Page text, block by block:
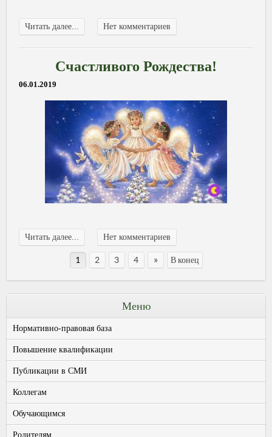
Читать далее... Нет комментариев
Счастливого Рождества!
06.01.2019
Читать далее... Нет комментариев
1 2 3 4 » В конец
Меню
Нормативно-правовая база
Повышение квалификации
Публикации в СМИ
Коллегам
Обучающимся
Родителям